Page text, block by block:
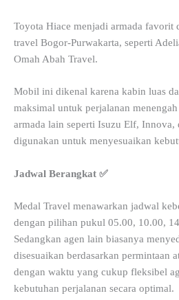
Toyota Hiace menjadi armada favorit
travel Bogor-Purwakarta, seperti
Omah Abah Travel.
Mobil ini dikenal karena kabin luas
maksimal untuk perjalanan
armada lain seperti Isuzu Elf, Innova,
digunakan untuk menyesuaikan
Jadwal Berangkat ✅
Medal Travel menawarkan jadwal
dengan pilihan pukul 05.00, 10.00,
Sedangkan agen lain biasanya
disesuaikan berdasarkan permintaan
dengan waktu yang cukup fleksibel
kebutuhan perjalanan secara optimal.